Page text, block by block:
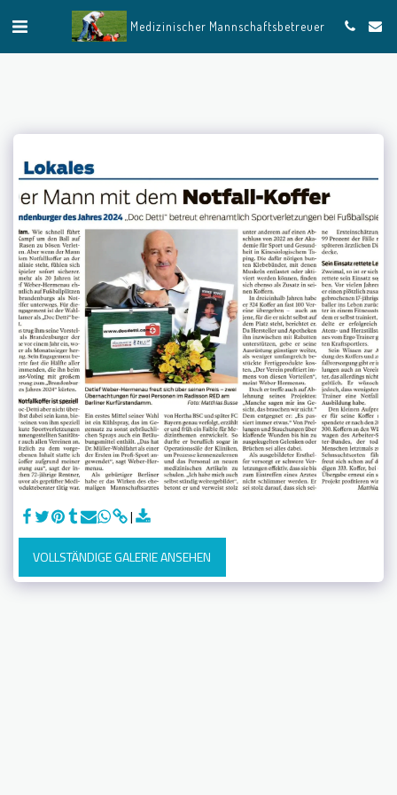
Medizinischer Mannschaftsbetreuer
VOLLSTÄNDIGE GALERIE ANSEHEN